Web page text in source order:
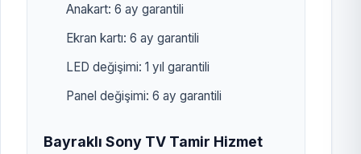
Anakart: 6 ay garantili
Ekran kartı: 6 ay garantili
LED değişimi: 1 yıl garantili
Panel değişimi: 6 ay garantili
Bayraklı Sony TV Tamir Hizmet